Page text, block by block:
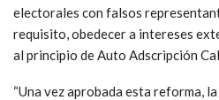
electorales con falsos
requisito, obedecer a intereses
al principio de Auto Adscripción
“Una vez aprobada esta reforma,